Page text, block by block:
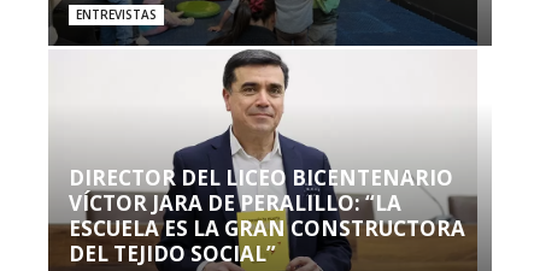
ENTREVISTAS
DIRECTOR DEL LICEO BICENTENARIO
VÍCTOR JARA DE PERALILLO: “LA
ESCUELA ES LA GRAN CONSTRUCTORA
DEL TEJIDO SOCIAL”